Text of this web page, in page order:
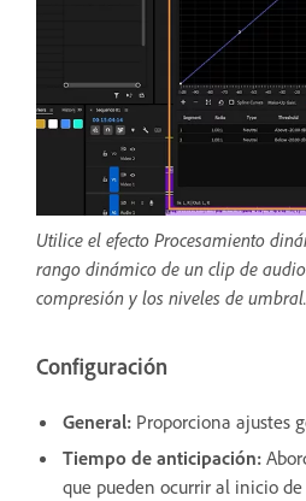
Utilice el efecto Procesamiento
rango dinámico de un clip de
compresión y los niveles de umbral.
Configuración
General: Proporciona ajustes
Tiempo de anticipación:
que pueden ocurrir al inicio